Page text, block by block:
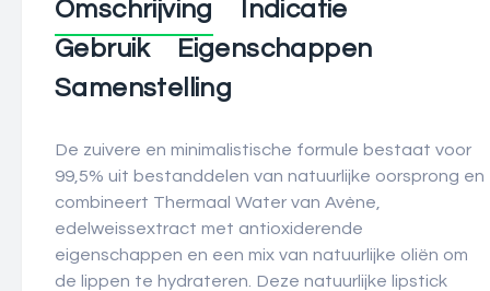
Omschrijving
Indicatie
Gebruik
Eigenschappen
Samenstelling
De zuivere en minimalistische formule bestaat voor
99,5% uit bestanddelen van natuurlijke oorsprong en
combineert Thermaal Water van Avène,
edelweissextract met antioxiderende
eigenschappen en een mix van natuurlijke oliën om
de lippen te hydrateren. Deze natuurlijke lipstick